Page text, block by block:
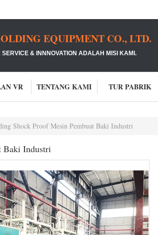
EQUIPMENT CO., LTD.
SERVICE & INNNOVATION ADALAH MISI KAMI.
VR TENTANG KAMI TUR PABRIK
Shock Proof Mesin Pembuat Baki Industri
Baki Industri